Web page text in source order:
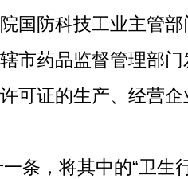
国防科技工业主管
市药品监督管理部
可证的生产、经营
条，将其中的“卫生